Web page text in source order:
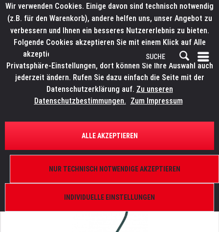
ÜBERSICHT SCHWANENHALSLEUCHTEN
LITTLITE LED-3, 18"/45cm
Wir verwenden Cookies. Einige davon sind technisch notwendig
(z.B. für den Warenkorb), andere helfen uns, unser Angebot zu
verbessern und Ihnen ein besseres Nutzererlebnis zu bieten.
Folgende Cookies akzeptieren Sie mit einem Klick auf Alle
akzeptieren. Weitere Informationen finden Sie in den
Privatsphäre-Einstellungen, dort können Sie Ihre Auswahl auch
jederzeit ändern. Rufen Sie dazu einfach die Seite mit der
Datenschutzerklärung auf. Zu unseren
Datenschutzbestimmungen. Zum Impressum
INDIVIDUELLE EINSTELLUNGEN
NUR TECHNISCH NOTWENDIGE AKZEPTIEREN
ALLE AKZEPTIEREN